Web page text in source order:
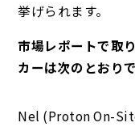
挙げられます。
市場レポートで取
カーは次のとおりで
Nel (Proton On-